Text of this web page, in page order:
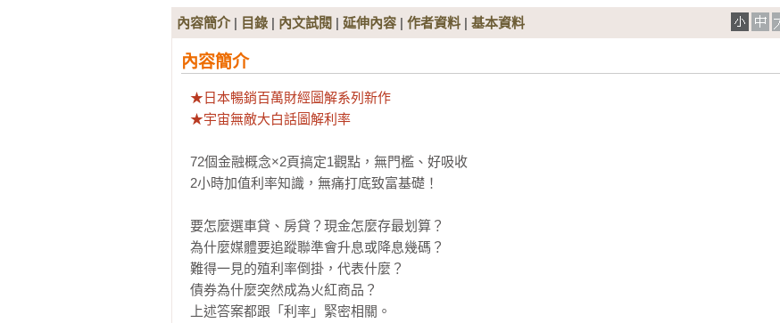
內容簡介| 目錄 | 內文試閱 | 延伸內容 | 作者資料 | 基本資料
內容簡介
★日本暢銷百萬財經圖解系列新作
★宇宙無敵大白話圖解利率
72個金融概念×2頁搞定1觀點，無門檻、好吸收
2小時加值利率知識，無痛打底致富基礎！
要怎麼選車貸、房貸？現金怎麼存最划算？
為什麼媒體要追蹤聯準會升息或降息幾碼？
難得一見的殖利率倒掛，代表什麼？
債券為什麼突然成為火紅商品？
上述答案都跟「利率」緊密相關。